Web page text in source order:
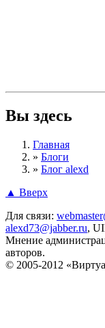
Вы здесь
Главная
» Блоги
» Блог alexd
▲ Вверх
Для связи:
alexd73@jabber.ru,
Мнение
авторов.
© 2005-2012